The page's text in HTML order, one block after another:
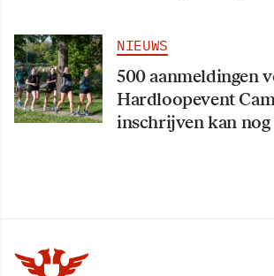
NIEUWS
500 aanmeldingen
Hardloopevent
inschrijven kan nog